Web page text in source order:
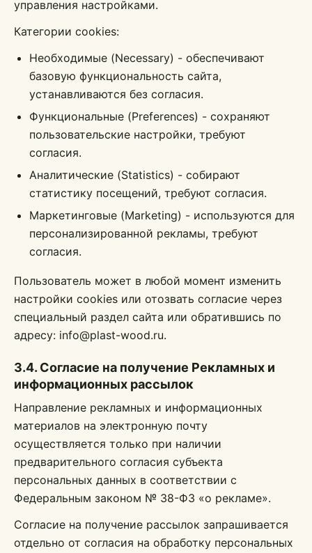
управления настройками.
Категории cookies:
Необходимые (Necessary) - обеспечивают
базовую функциональность сайта,
устанавливаются без согласия.
Функциональные (Preferences) - сохраняют
пользовательские настройки, требуют
согласия.
Аналитические (Statistics) - собирают
статистику посещений, требуют согласия.
Маркетинговые (Marketing) - используются для
персонализированной рекламы, требуют
согласия.
Пользователь может в любой момент изменить
настройки cookies или отозвать согласие через
специальный раздел сайта или обратившись по
адресу: info@plast-wood.ru.
3.4. Согласие на получение Рекламных и
информационных рассылок
Направление рекламных и информационных
материалов на электронную почту
осуществляется только при наличии
предварительного согласия субъекта
персональных данных в соответствии с
Федеральным законом № 38-ФЗ «о рекламе».
Согласие на получение рассылок запрашивается
отдельно от согласия на обработку персональных